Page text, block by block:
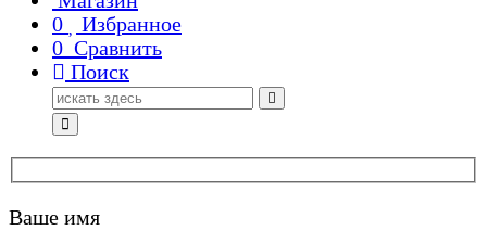
0
Избранное
0 Сравнить
Поиск
Поиск
для:
Ваше имя